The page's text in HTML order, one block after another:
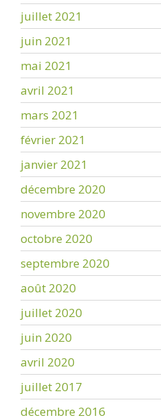
juillet 2021
juin 2021
mai 2021
avril 2021
mars 2021
février 2021
janvier 2021
décembre 2020
novembre 2020
octobre 2020
septembre 2020
août 2020
juillet 2020
juin 2020
avril 2020
juillet 2017
décembre 2016